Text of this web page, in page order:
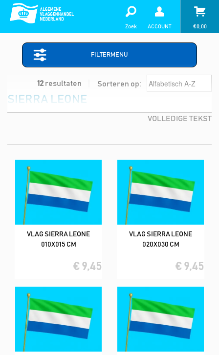
Zoek ACCOUNT €0,00
FILTERMENU
12 resultaten Sorteren op:
SIERRA LEONE
VOLLEDIGE TEKST
VLAG SIERRA LEONE
010X015 CM
€ 9,45
VLAG SIERRA LEONE
020X030 CM
€ 9,45